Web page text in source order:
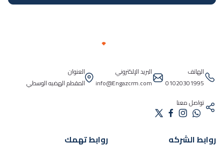
الهاتف
01020301995
البريد الإلكتروني
info@Engazcrm.com
العنوان
المقطم الهضبه الوسطي
تواصل معنا
روابط الشركه روابط تهمك